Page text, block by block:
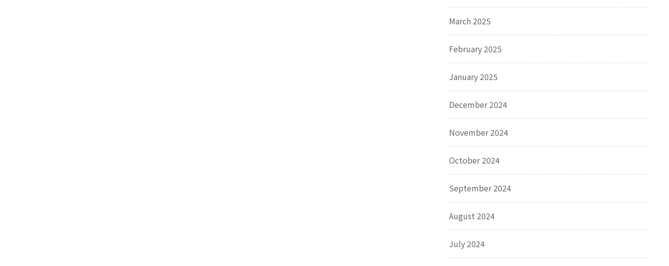
March 2025
February 2025
January 2025
December 2024
November 2024
October 2024
September 2024
August 2024
July 2024